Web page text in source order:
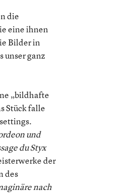
die
eine ihnen
Bilder in
unser ganz
„bildhafte
Stück falle
und
du Styx
der
des
nach